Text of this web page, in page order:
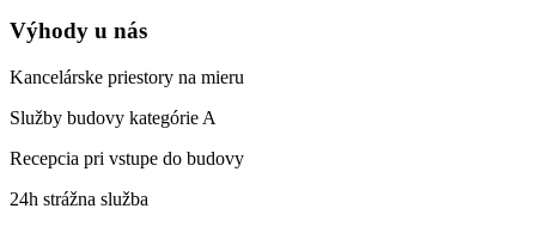
Výhody u nás
Kancelárske priestory na mieru
Služby budovy kategórie A
Recepcia pri vstupe do budovy
24h strážna služba